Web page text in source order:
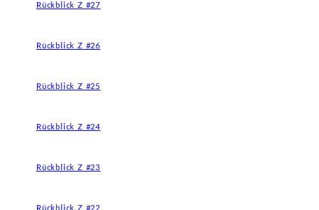
Rückblick Z #27
Rückblick Z #26
Rückblick Z #25
Rückblick Z #24
Rückblick Z #23
Rückblick Z #22